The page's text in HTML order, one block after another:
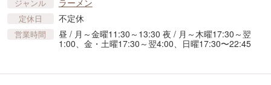
ジャンル ラーメン
定休日 不定休
営業時間
昼 / 月～金曜11:30～13:30 夜 / 月～木曜17:30～翌
1:00、金・土曜17:30～翌4:00、日曜17:30〜22:45